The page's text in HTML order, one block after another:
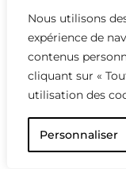
Nous utilisons
expérience de
contenus
cliquant sur «
utilisation des
Personnaliser
responsabilite-
[vi] Rapport
thermique
Frayssinet,
Benoit Ramos